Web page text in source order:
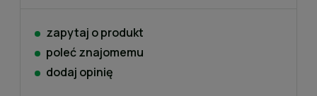
zapytaj o produkt
poleć znajomemu
dodaj opinię